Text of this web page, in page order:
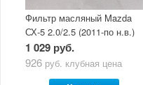
Фильтр масляный Mazda
СХ-5 2.0/2.5 (2011-по н.в.)
1 029 руб.
926 руб. клубная цена